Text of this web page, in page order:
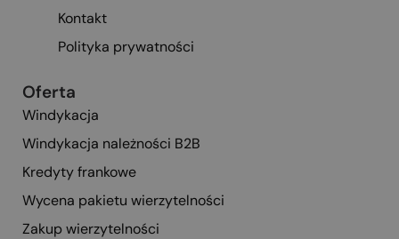
Kontakt
Polityka prywatności
Oferta
Windykacja
Windykacja należności B2B
Kredyty frankowe
Wycena pakietu wierzytelności
Zakup wierzytelności